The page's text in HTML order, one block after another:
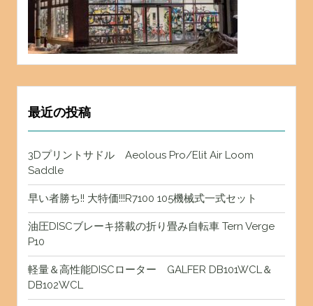
最近の投稿
3Dプリントサドル Aeolous Pro/Elit Air Loom
Saddle
早い者勝ち!! 大特価!!!R7100 105機械式一式セット
油圧DISCブレーキ搭載の折り畳み自転車 Tern Verge
P10
軽量＆高性能DISCローター GALFER DB101WCL＆
DB102WCL